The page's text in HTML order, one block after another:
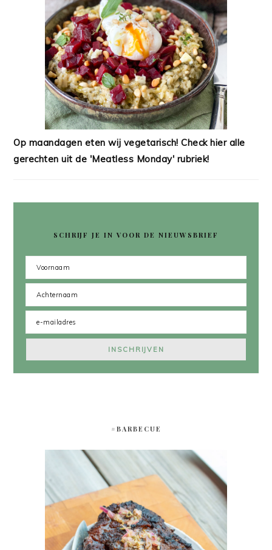
Op maandagen eten wij vegetarisch! Check hier alle
gerechten uit de 'Meatless Monday' rubriek!
SCHRIJF JE IN VOOR DE NIEUWSBRIEF
#BARBECUE